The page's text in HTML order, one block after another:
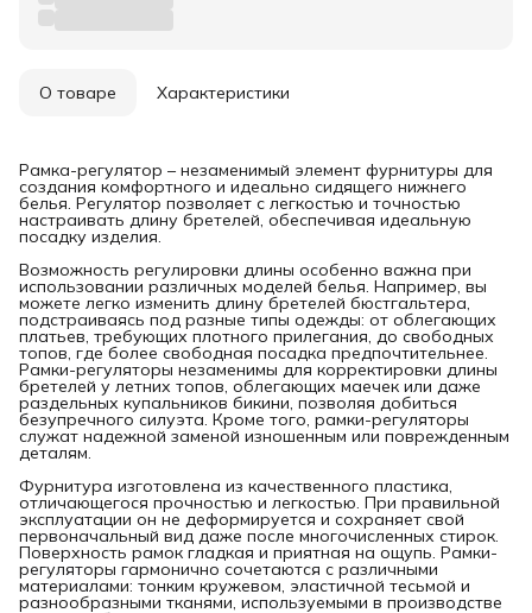
О товаре Характеристики
Рамка-регулятор – незаменимый элемент фурнитуры для
создания комфортного и идеально сидящего нижнего
белья. Регулятор позволяет с легкостью и точностью
настраивать длину бретелей, обеспечивая идеальную
посадку изделия.
Возможность регулировки длины особенно важна при
использовании различных моделей белья. Например, вы
можете легко изменить длину бретелей бюстгальтера,
подстраиваясь под разные типы одежды: от облегающих
платьев, требующих плотного прилегания, до свободных
топов, где более свободная посадка предпочтительнее.
Рамки-регуляторы незаменимы для корректировки длины
бретелей у летних топов, облегающих маечек или даже
раздельных купальников бикини, позволяя добиться
безупречного силуэта. Кроме того, рамки-регуляторы
служат надежной заменой изношенным или поврежденным
деталям.
Фурнитура изготовлена из качественного пластика,
отличающегося прочностью и легкостью. При правильной
эксплуатации он не деформируется и сохраняет свой
первоначальный вид даже после многочисленных стирок.
Поверхность рамок гладкая и приятная на ощупь. Рамки-
регуляторы гармонично сочетаются с различными
материалами: тонким кружевом, эластичной тесьмой и
разнообразными тканями, используемыми в производстве